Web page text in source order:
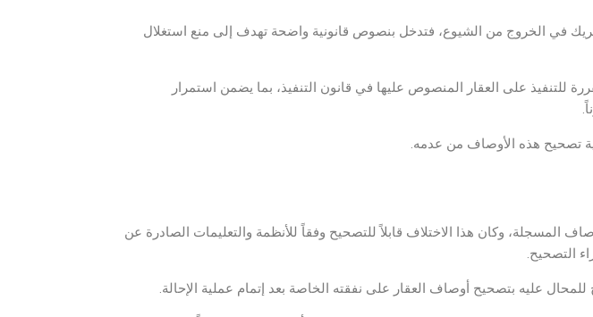
في الخروج من الشيوع، فتدخل بنصوص قانونية واضحة تهدف إلى منع استغلال
للتنفيذ على العقار المنصوص عليها في قانون التنفيذ، بما يضمن استمرار
تصحيح هذه الأوصاف من عدمه.
المسجلة، وكان هذا الاختلاف قابلاً للتصحيح وفقاً للأنظمة والتعليمات الصادرة عن
التصحيح.
عليه بتصحيح أوصاف العقار على نفقته الخاصة بعد إتمام عملية الإحالة.